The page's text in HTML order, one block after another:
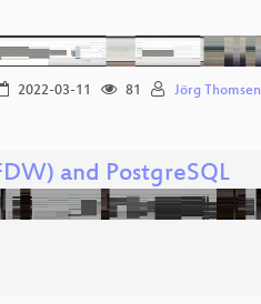
2022-03-11 81 Jörg Thomsen
and PostgreSQL